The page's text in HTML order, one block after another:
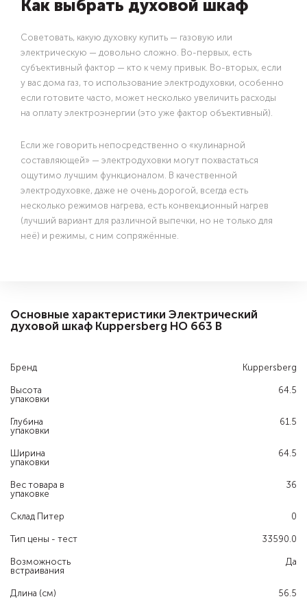
Как выбрать духовой шкаф
Советовать, какую духовку купить — газовую или
электрическую — довольно сложно. Во-первых, есть
субъективный фактор — кто к чему привык. Во-вторых, если
у вас дома газ, то использование электродуховки, особенно
если готовите часто, может несколько увеличить расходы
на оплату электроэнергии (это уже фактор объективный).
Если же говорить непосредственно о «кулинарной
составляющей» — электродуховки могут похвастаться
ощутимо лучшим функционалом. В качественной
электродуховке, даже не очень дорогой, всегда есть
несколько режимов нагрева, есть конвекционный нагрев
(лучший вариант для различной выпечки, но не только для
неё) и режимы, с ним сопряжённые.
Основные характеристики Электрический
духовой шкаф Kuppersberg HO 663 B
Бренд Kuppersberg
Высота
упаковки
64.5
Глубина
упаковки
61.5
Ширина
упаковки
64.5
Вес товара в
упаковке
36
Склад Питер 0
Тип цены - тест 33590.0
Возможность
встраивания
Да
Длина (см) 56.5